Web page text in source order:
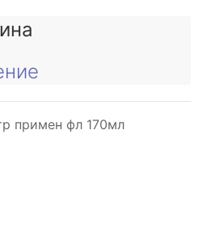
примен фл 170мл